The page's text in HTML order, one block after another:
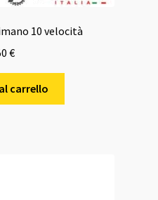
10 velocità
€
carrello